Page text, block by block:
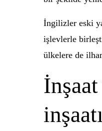
İngilizler eski
işlevlerle
ülkelere de